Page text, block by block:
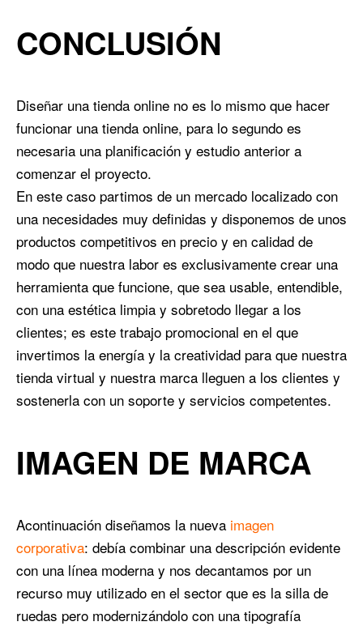
CONCLUSIÓN
Diseñar una tienda online no es lo mismo que hacer
funcionar una tienda online, para lo segundo es
necesaria una planificación y estudio anterior a
comenzar el proyecto.
En este caso partimos de un mercado localizado con
una necesidades muy definidas y disponemos de unos
productos competitivos en precio y en calidad de
modo que nuestra labor es exclusivamente crear una
herramienta que funcione, que sea usable, entendible,
con una estética limpia y sobretodo llegar a los
clientes; es este trabajo promocional en el que
invertimos la energía y la creatividad para que nuestra
tienda virtual y nuestra marca lleguen a los clientes y
sostenerla con un soporte y servicios competentes.
IMAGEN DE MARCA
Acontinuación diseñamos la nueva imagen
corporativa: debía combinar una descripción evidente
con una línea moderna y nos decantamos por un
recurso muy utilizado en el sector que es la silla de
ruedas pero modernizándolo con una tipografía